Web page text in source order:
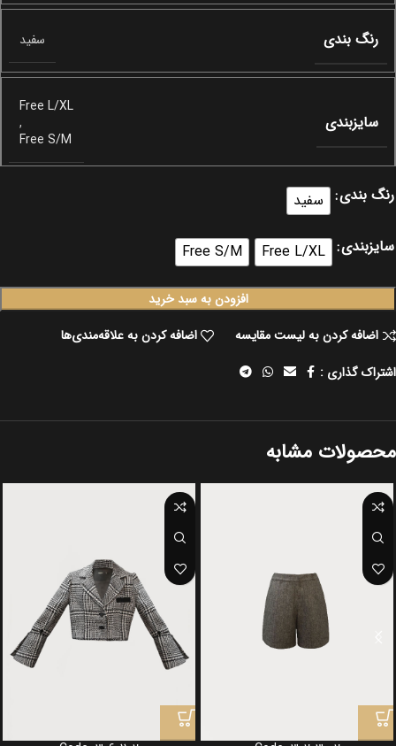
رنگ بندی سفید
سایزبندی
Free L/XL
,
Free S/M
رنگ بندی سفید
سایزبندی Free L/XL
Free S/M
افزودن به سبد خرید
اضافه کردن به لیست مقایسه
اضافه کردن به علاقه‌مندی‌ها
اشتراک گذاری :
محصولات مشابه